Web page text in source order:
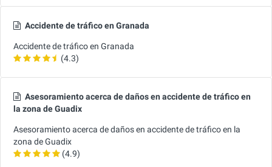
Accidente de tráfico en Granada
Accidente de tráfico en Granada
(4.3)
Asesoramiento acerca de daños en accidente de tráfico en
la zona de Guadix
Asesoramiento acerca de daños en accidente de tráfico en la
zona de Guadix
(4.9)